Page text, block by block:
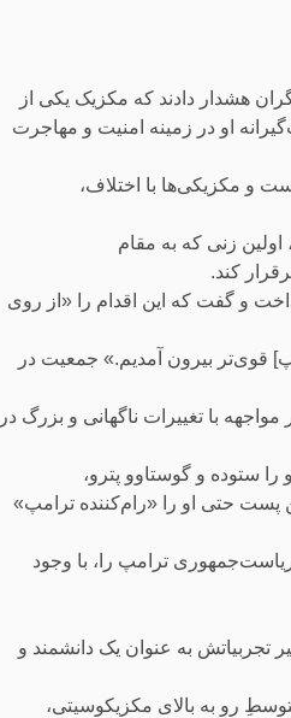
هشدار دادند که مکزیک یکی از
او در زمینه امنیت و مهاجرت
به هم وابسته است و مکزیکی‌ها با اختلاف،
اولین زنی که به مقام
کند.
و گفت که این اقدام را «از روی
قوی‌تر بیرون آمدیم.» جمعیت در
مواجهه با تغییرات ناگهانی و بزرگ در
ستوده و گوستاوو پترو،
پست حتی او را «رام‌کننده ترامپ»
ترامپ را، با وجود
تجربیاتش به عنوان یک دانشمند و
رو به بالای مکزیکوسیتی،